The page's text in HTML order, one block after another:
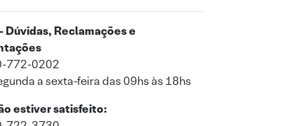
Dúvidas, Reclamações e
772-0202
a sexta-feira das 09hs às 18hs
estiver satisfeito: